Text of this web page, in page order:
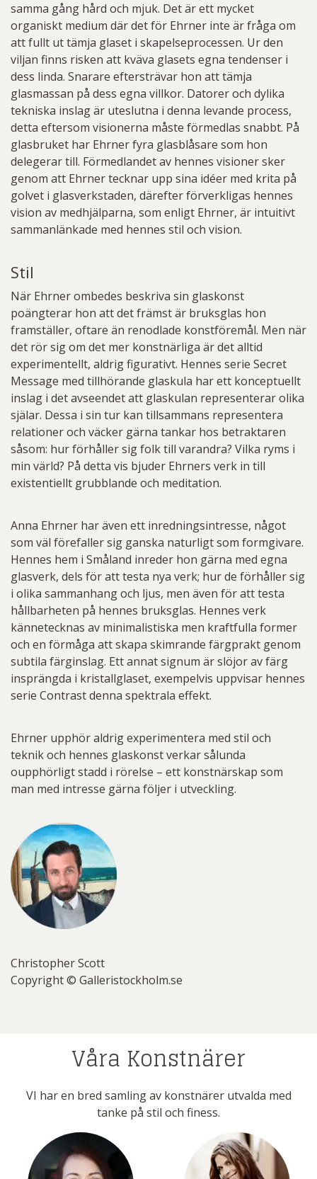
samma gång hård och mjuk. Det är ett mycket
organiskt medium där det för Ehrner inte är fråga om
att fullt ut tämja glaset i skapelseprocessen. Ur den
viljan finns risken att kväva glasets egna tendenser i
dess linda. Snarare eftersträvar hon att tämja
glasmassan på dess egna villkor. Datorer och dylika
tekniska inslag är uteslutna i denna levande process,
detta eftersom visionerna måste förmedlas snabbt. På
glasbruket har Ehrner fyra glasblåsare som hon
delegerar till. Förmedlandet av hennes visioner sker
genom att Ehrner tecknar upp sina idéer med krita på
golvet i glasverkstaden, därefter förverkligas hennes
vision av medhjälparna, som enligt Ehrner, är intuitivt
sammanlänkade med hennes stil och vision.
Stil
När Ehrner ombedes beskriva sin glaskonst
poängterar hon att det främst är bruksglas hon
framställer, oftare än renodlade konstföremål. Men när
det rör sig om det mer konstnärliga är det alltid
experimentellt, aldrig figurativt. Hennes serie Secret
Message med tillhörande glaskula har ett konceptuellt
inslag i det avseendet att glaskulan representerar olika
själar. Dessa i sin tur kan tillsammans representera
relationer och väcker gärna tankar hos betraktaren
såsom: hur förhåller sig folk till varandra? Vilka ryms i
min värld? På detta vis bjuder Ehrners verk in till
existentiellt grubblande och meditation.
Anna Ehrner har även ett inredningsintresse, något
som väl förefaller sig ganska naturligt som formgivare.
Hennes hem i Småland inreder hon gärna med egna
glasverk, dels för att testa nya verk; hur de förhåller sig
i olika sammanhang och ljus, men även för att testa
hållbarheten på hennes bruksglas. Hennes verk
kännetecknas av minimalistiska men kraftfulla former
och en förmåga att skapa skimrande färgprakt genom
subtila färginslag. Ett annat signum är slöjor av färg
insprängda i kristallglaset, exempelvis uppvisar hennes
serie Contrast denna spektrala effekt.
Ehrner upphör aldrig experimentera med stil och
teknik och hennes glaskonst verkar sålunda
oupphörligt stadd i rörelse – ett konstnärskap som
man med intresse gärna följer i utveckling.
Christopher Scott
Copyright © Galleristockholm.se
Våra Konstnärer
VI har en bred samling av konstnärer utvalda med
tanke på stil och finess.